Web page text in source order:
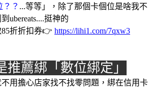
？？ ...等等」，除了那個卡個位是啥我不
ubereats....挺神的
85折折扣券👉 https://lihi1.com/7qxw3
推薦綁「數位綁定」
用擔心店家找不找零問題，綁在信用卡